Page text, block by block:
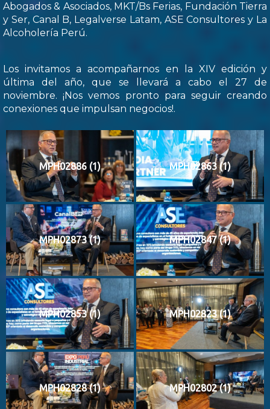
Abogados & Asociados, MKT/Bs Ferias, Fundación Tierra
y Ser, Canal B, Legalverse Latam, ASE Consultores y La
Alcoholería Perú.
Los invitamos a acompañarnos en la XIV edición y
última del año, que se llevará a cabo el 27 de
noviembre. ¡Nos vemos pronto para seguir creando
conexiones que impulsan negocios!.
MPH02886 (1) MPH02863 (1)
MPH02873 (1) MPH02847 (1)
MPH02853 (1) MPH02823 (1)
MPH02828 (1) MPH02802 (1)